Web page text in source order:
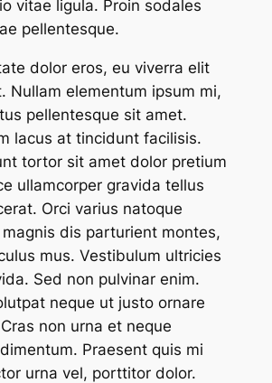
vitae ligula. Proin sodales
pellentesque.
dolor eros, eu viverra elit
Nullam elementum ipsum mi,
pellentesque sit amet.
lacus at tincidunt facilisis.
tortor sit amet dolor pretium
ullamcorper gravida tellus
Orci varius natoque
dis parturient montes,
mus. Vestibulum ultricies
Sed non pulvinar enim.
neque ut justo ornare
non urna et neque
Praesent quis mi
urna vel, porttitor dolor.